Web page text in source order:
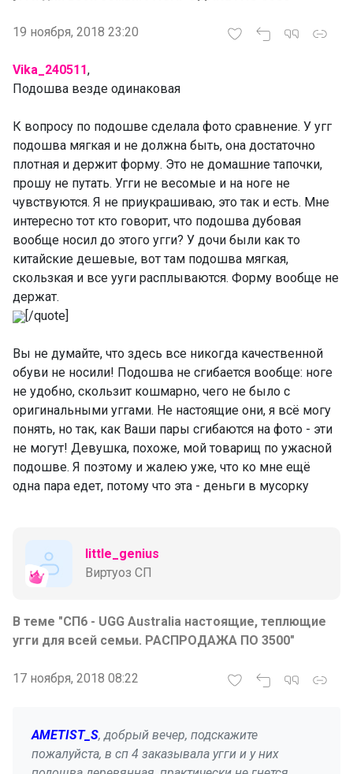
19 ноября, 2018 23:20
Vika_240511,
Подошва везде одинаковая
К вопросу по подошве сделала фото сравнение. У угг
подошва мягкая и не должна быть, она достаточно
плотная и держит форму. Это не домашние тапочки,
прошу не путать. Угги не весомые и на ноге не
чувствуются. Я не приукрашиваю, это так и есть. Мне
интересно тот кто говорит, что подошва дубовая
вообще носил до этого угги? У дочи были как то
китайские дешевые, вот там подошва мягкая,
скользкая и все ууги расплываются. Форму вообще не
держат.
[/quote]
Вы не думайте, что здесь все никогда качественной
обуви не носили! Подошва не сгибается вообще: ноге
не удобно, скользит кошмарно, чего не было с
оригинальными уггами. Не настоящие они, я всё могу
понять, но так, как Ваши пары сгибаются на фото - эти
не могут! Девушка, похоже, мой товарищ по ужасной
подошве. Я поэтому и жалею уже, что ко мне ещё
одна пара едет, потому что эта - деньги в мусорку
little_genius
Виртуоз СП
В теме "СП6 - UGG Australia настоящие, теплющие
угги для всей семьи. РАСПРОДАЖА ПО 3500"
17 ноября, 2018 08:22
AMETIST_S, добрый вечер, подскажите
пожалуйста, в сп 4 заказывала угги и у них